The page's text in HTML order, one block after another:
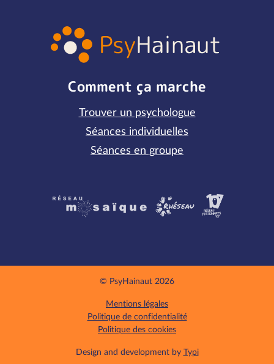
Comment ça marche
Trouver un psychologue
Séances individuelles
Séances en groupe
Partenaires
© PsyHainaut 2026
Mentions légales
Politique de confidentialité
Politique des cookies
Design and development by Typi